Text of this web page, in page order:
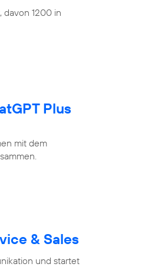
1200 in
Plus
mit dem
& Sales
und startet